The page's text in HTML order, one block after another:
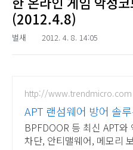
(2012.4.8)
벌새 2012. 4. 8. 14:05
http://www.trendmicro.com
APT 랜섬웨어 방어 솔
과 안정성이 검증된 벤더
BPFDOOR 등 최신 APT와
차단, 안티맬웨어, 메모리